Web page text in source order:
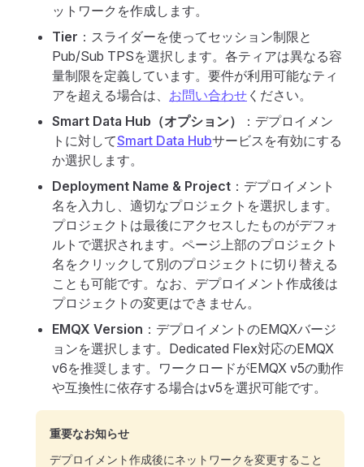
ットワークを作成します。
Tier ：スライダーを使ってセッション制限と
Pub/Sub TPSを選択します。各ティアは異なる容
量制限を定義しています。要件が利用可能なティ
アを超える場合は、 お問い合わせ ください。
Smart Data Hub（オプション）
：デプロイメン
トに対してSmart Data Hubサービスを有効にする
か選択します。
Deployment Name & Project ：デプロイメント
名を入力し、適切なプロジェクトを選択します。
プロジェクトは最後にアクセスしたものがデフォ
ルトで選択されます。ページ上部のプロジェクト
名をクリックして別のプロジェクトに切り替える
ことも可能です。なお、デプロイメント作成後は
プロジェクトの変更はできません。
EMQX Version ：デプロイメントのEMQXバージ
ョンを選択します。Dedicated Flex対応のEMQX
v6を推奨します。ワークロードがEMQX v5の動作
や互換性に依存する場合はv5を選択可能です。
重要なお知らせ
デプロイメント作成後にネットワークを変更すること